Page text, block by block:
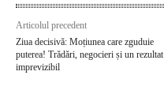
Articolul precedent
Ziua decisivă: Moțiunea care zguduie
puterea! Trădări, negocieri și un rezultat
imprevizibil